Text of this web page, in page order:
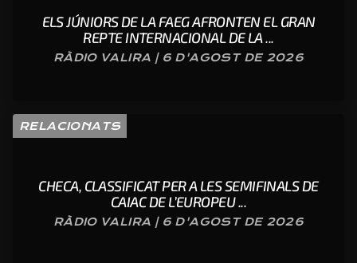
ELS JÚNIORS DE LA FAEG AFRONTEN EL GRAN
REPTE INTERNACIONAL DE LA ...
RÀDIO VALIRA | 6 D'AGOST DE 2026
RELACIONATS
CHECA, CLASSIFICAT PER A LES SEMIFINALS DE
CAIAC DE L’EUROPEU ...
RÀDIO VALIRA | 6 D'AGOST DE 2026